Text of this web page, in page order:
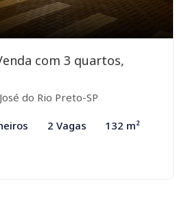
com 3 quartos,
do Rio Preto-SP
2 Vagas 132 m²